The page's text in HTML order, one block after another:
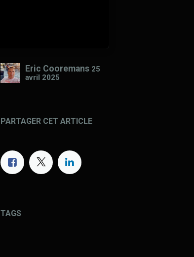
Eric Cooremans 25
avril 2025
PARTAGER CET ARTICLE
TAGS